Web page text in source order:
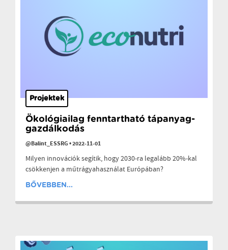
Projektek
Ökológiailag fenntartható tápanyag-
gazdálkodás
@Balint_ESSRG•2022-11-01
Milyen innovációk segítik, hogy 2030-ra legalább 20%-kal
csökkenjen a műtrágyahasználat Európában?
BŐVEBBEN...